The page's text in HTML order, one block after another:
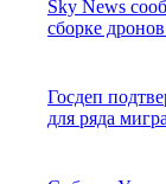
Sky News
сборке
Госдеп
для ряда